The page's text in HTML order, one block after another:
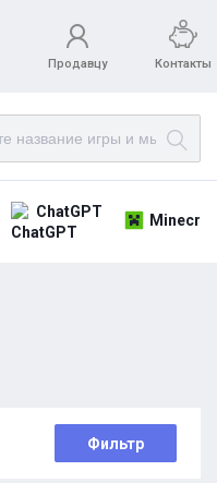
Продавцу Контакты
ChatGPT
Фильтр